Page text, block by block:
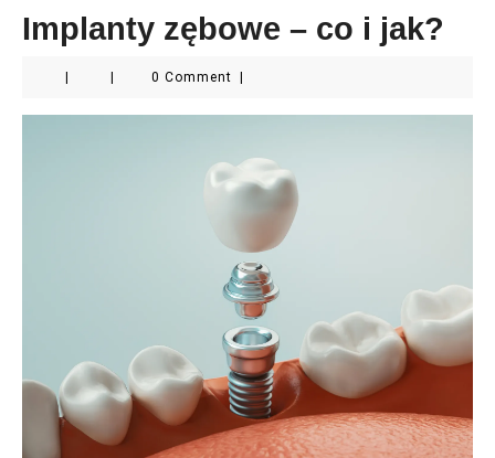
Implanty zębowe – co i jak?
0 Comment